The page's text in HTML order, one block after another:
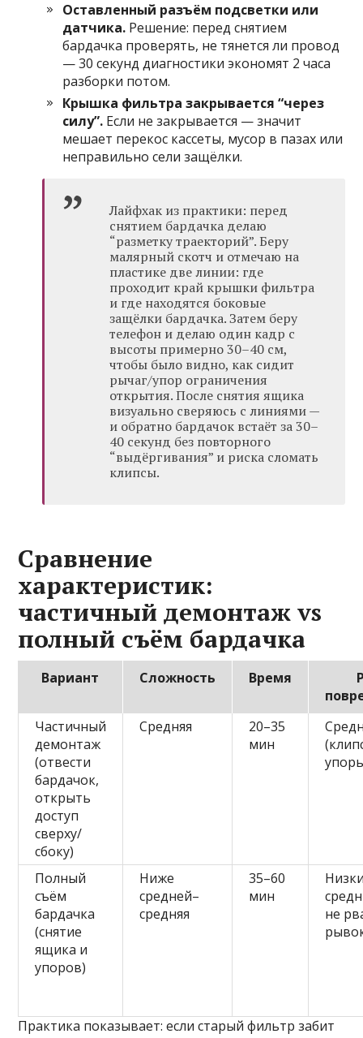
Оставленный разъём подсветки или
датчика. Решение: перед снятием
бардачка проверять, не тянется ли провод
— 30 секунд диагностики экономят 2 часа
разборки потом.
Крышка фильтра закрывается “через
силу”. Если не закрывается — значит
мешает перекос кассеты, мусор в пазах или
неправильно сели защёлки.
Лайфхак из практики: перед
снятием бардачка делаю
“разметку траекторий”. Беру
малярный скотч и отмечаю на
пластике две линии: где
проходит край крышки фильтра
и где находятся боковые
защёлки бардачка. Затем беру
телефон и делаю один кадр с
высоты примерно 30–40 см,
чтобы было видно, как сидит
рычаг/упор ограничения
открытия. После снятия ящика
визуально сверяюсь с линиями —
и обратно бардачок встаёт за 30–
40 секунд без повторного
“выдёргивания” и риска сломать
клипсы.
Сравнение
характеристик:
частичный демонтаж vs
полный съём бардачка
Вариант Сложность Время
Частичный
демонтаж
(отвести
бардачок,
открыть
доступ
сверху/
сбоку)
Средняя
20–35
мин
Полный
съём
бардачка
(снятие
ящика и
упоров)
Ниже
средней–
средняя
35–60
мин
не
Практика показывает: если старый фильтр забит